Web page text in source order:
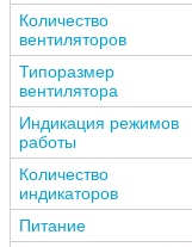
Количество
вентиляторов
Типоразмер
вентилятора
Индикация режимов
работы
Количество
индикаторов
Питание